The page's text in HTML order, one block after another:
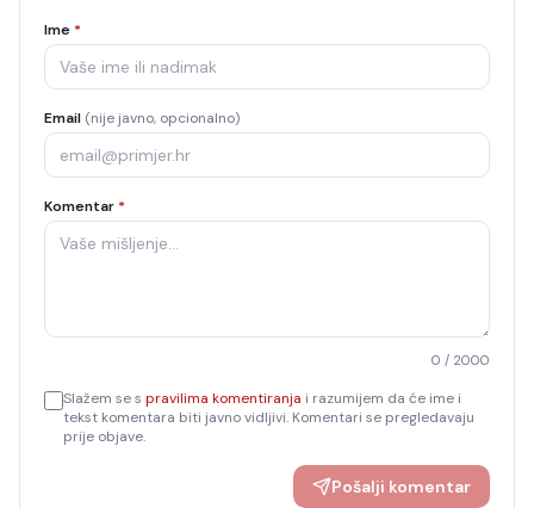
Ime *
Email (nije javno, opcionalno)
Komentar *
0 / 2000
Slažem se s pravilima komentiranja i razumijem da će ime i
tekst komentara biti javno vidljivi. Komentari se pregledavaju
prije objave.
Pošalji komentar